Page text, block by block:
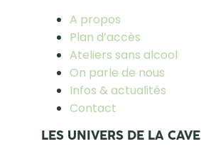
A propos
Plan d’accès
Ateliers sans alcool
On parle de nous
Infos & actualités
Contact
LES UNIVERS DE LA CAVE